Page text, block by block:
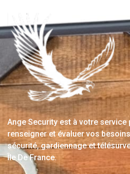
Ange Security est à votre service
renseigner et évaluer vos
sécurité, gardiennage et
Île De France.